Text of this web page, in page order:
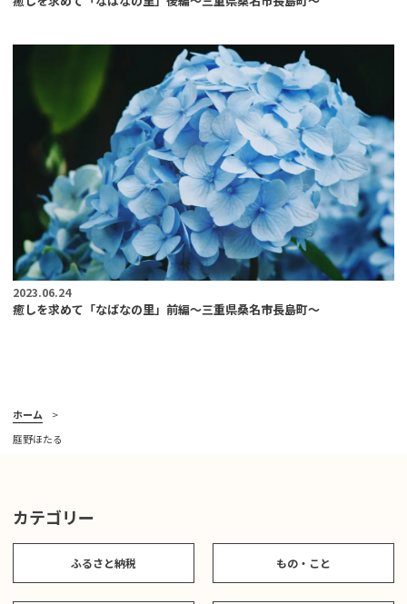
2023.06.24
癒しを求めて「なばなの里」前編〜三重県桑名市長島町〜
ホーム
庭野ほたる
カテゴリー
ふるさと納税 もの・こと